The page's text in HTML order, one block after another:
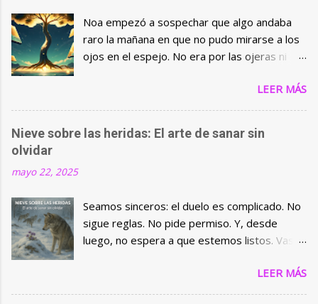
Noa empezó a sospechar que algo andaba
raro la mañana en que no pudo mirarse a los
ojos en el espejo. No era por las ojeras ni
una incomodidad suave pero insistente,
como una piedra pequeña en el zapato del
pero que había una parte de sí que se había
mensajes de voz, una pregunta se coló sin
pedir permiso: “¿Quién eres cuando nadie te
está mirando?” Noa bajó el teléfono. El
como si las paredes hubieran decidido
escuchar también. Cuando la incomodidad
LEER MÁS
Nieve sobre las heridas: El arte de sanar sin
olvidar
mayo 22, 2025
Seamos sinceros: el duelo es complicado. No
sigue reglas. No pide permiso. Y, desde
luego, no espera a que estemos listos. Vas
pum. Una pérdida. Un adiós. Un quiebre. Algo
se rompe… y el aire se vuelve más frío. Pero,
LEER MÁS